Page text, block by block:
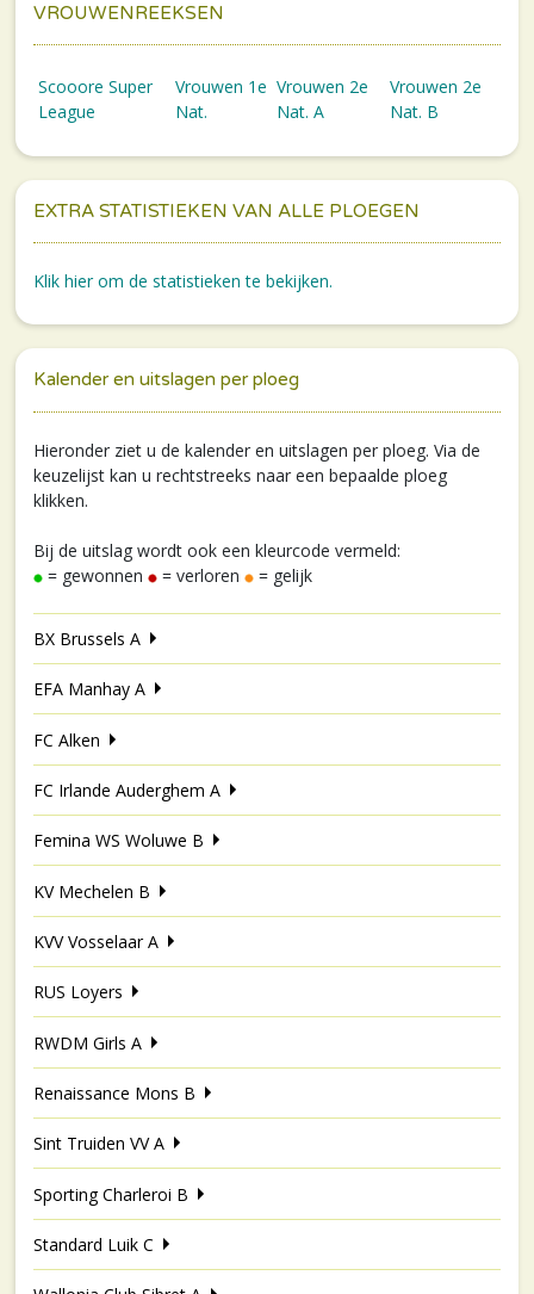
VROUWENREEKSEN
Scooore Super
League
Vrouwen 1e
Nat.
Vrouwen 2e
Nat. A
Vrouwen 2e
Nat. B
EXTRA STATISTIEKEN VAN ALLE PLOEGEN
Klik hier om de statistieken te bekijken.
Kalender en uitslagen per ploeg
Hieronder ziet u de kalender en uitslagen per ploeg. Via de
keuzelijst kan u rechtstreeks naar een bepaalde ploeg
klikken.
Bij de uitslag wordt ook een kleurcode vermeld:
= gewonnen
= verloren = gelijk
BX Brussels A
EFA Manhay A
FC Alken
FC Irlande Auderghem A
Femina WS Woluwe B
KV Mechelen B
KVV Vosselaar A
RUS Loyers
RWDM Girls A
Renaissance Mons B
Sint Truiden VV A
Sporting Charleroi B
Standard Luik C